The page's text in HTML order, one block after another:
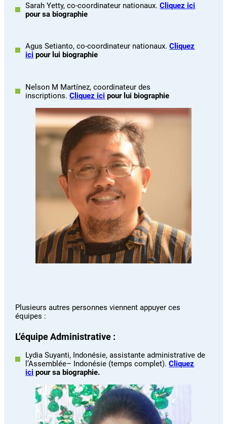
Sarah Yetty, co-coordinateur nationaux. Cliquez ici
pour sa biographie
Agus Setianto, co-coordinateur nationaux.Cliquez
ici pour lui biographie
Nelson M Martínez, coordinateur des
inscriptions.Cliquez ici pour lui biographie
Plusieurs autres personnes viennent appuyer ces
équipes :
L’équipe Administrative :
Lydia Suyanti, Indonésie, assistante administrative de
l’Assemblée– Indonésie (temps complet).Cliquez
ici pour sa biographie.